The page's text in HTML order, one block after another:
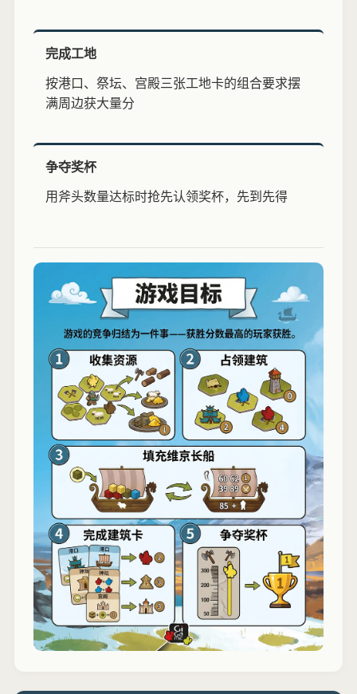
完成工地
按港口、祭坛、宫殿三张工地卡的组合要求摆
满周边获大量分
争夺奖杯
用斧头数量达标时抢先认领奖杯，先到先得